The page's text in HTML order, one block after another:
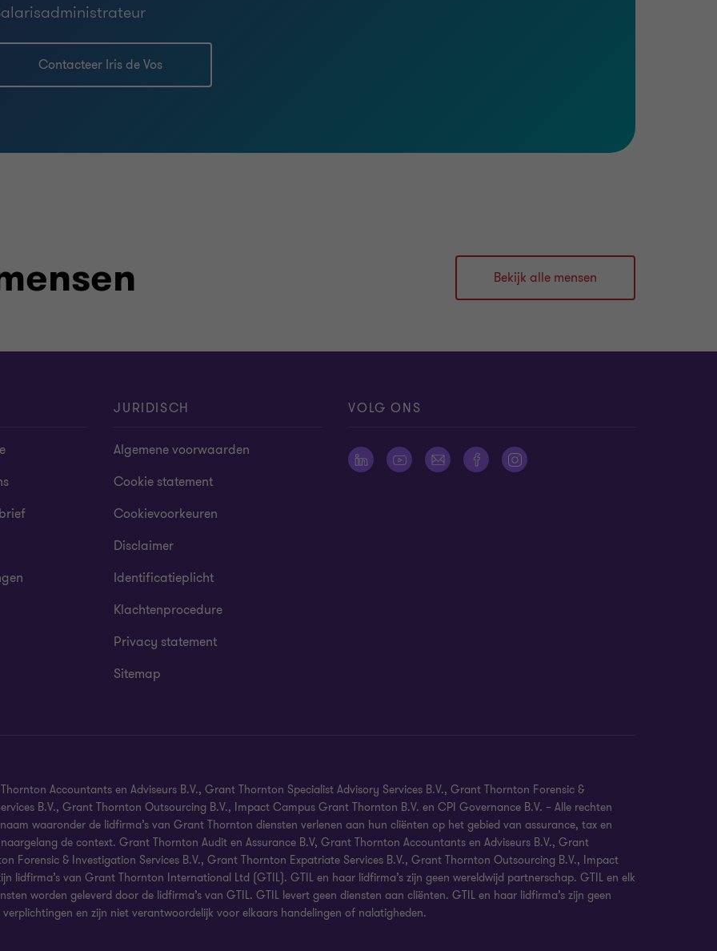
Contacteer Iris de Vos
Bekijk alle mensen
JURIDISCH
Algemene voorwaarden
Cookie statement
Cookievoorkeuren
Disclaimer
Identificatieplicht
Klachtenprocedure
Privacy statement
Sitemap
VOLG ONS
Accountants en Adviseurs B.V., Grant Thornton Specialist Advisory Services B.V., Grant Thornton Forensic &
B.V., Grant Thornton Outsourcing B.V., Impact Campus Grant Thornton B.V. en CPI Governance B.V. – Alle rechten
waaronder de lidfirma’s van Grant Thornton diensten verlenen aan hun cliënten op het gebied van assurance, tax en
de context. Grant Thornton Audit en Assurance B.V, Grant Thornton Accountants en Adviseurs B.V., Grant
Forensic & Investigation Services B.V., Grant Thornton Expatriate Services B.V., Grant Thornton Outsourcing B.V., Impact
lidfirma’s van Grant Thornton International Ltd (GTIL). GTIL en haar lidfirma’s zijn geen wereldwijd partnerschap. GTIL en elk
worden geleverd door de lidfirma’s van GTIL. GTIL levert geen diensten aan cliënten. GTIL en haar lidfirma’s zijn geen
en zijn niet verantwoordelijk voor elkaars handelingen of nalatigheden.